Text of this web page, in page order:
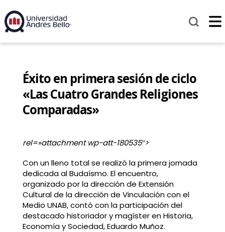
Éxito en primera sesión de ciclo
«Las Cuatro Grandes Religiones
Comparadas»
rel=»attachment wp-att-180535″>
Con un lleno total se realizó la primera jornada
dedicada al Budaísmo. El encuentro,
organizado por la dirección de Extensión
Cultural de la dirección de Vinculación con el
Medio UNAB, contó con la participación del
destacado historiador y magíster en Historia,
Economía y Sociedad, Eduardo Muñoz.